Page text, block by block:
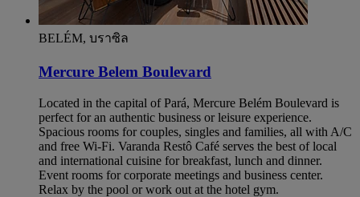
BELÉM, บราซิล
Mercure Belem Boulevard
Located in the capital of Pará, Mercure Belém Boulevard is
perfect for an authentic business or leisure experience.
Spacious rooms for couples, singles and families, all with A/C
and free Wi-Fi. Varanda Restô Café serves the best of local
and international cuisine for breakfast, lunch and dinner.
Event rooms for corporate meetings and business center.
Relax by the pool or work out at the hotel gym.